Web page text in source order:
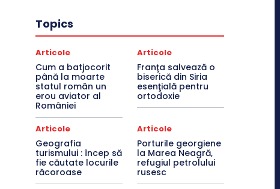
Topics
Articole
Cum a batjocorit
până la moarte
statul român un
erou aviator al
României
Articole
Franţa salvează o
biserică din Siria
esenţială pentru
ortodoxie
Articole
Geografia
turismului : încep să
fie căutate locurile
răcoroase
Articole
Porturile georgiene
la Marea Neagră,
refugiul petrolului
rusesc